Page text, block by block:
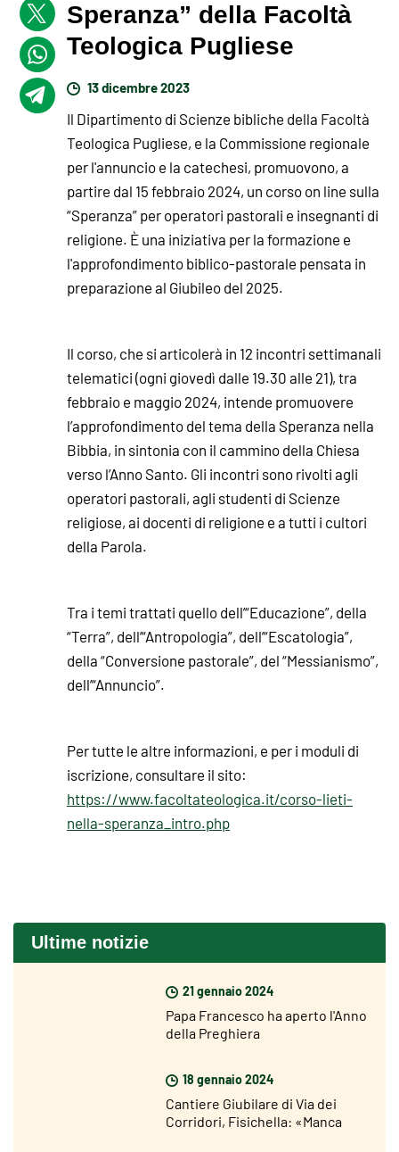
Speranza” della Facoltà
Teologica Pugliese
13 dicembre 2023
Il Dipartimento di Scienze bibliche della Facoltà
Teologica Pugliese, e la Commissione regionale
per l'annuncio e la catechesi, promuovono, a
partire dal 15 febbraio 2024, un corso on line sulla
“Speranza” per operatori pastorali e insegnanti di
religione. È una iniziativa per la formazione e
l'approfondimento biblico-pastorale pensata in
preparazione al Giubileo del 2025.
Il corso, che si articolerà in 12 incontri settimanali
telematici (ogni giovedì dalle 19.30 alle 21), tra
febbraio e maggio 2024, intende promuovere
l’approfondimento del tema della Speranza nella
Bibbia, in sintonia con il cammino della Chiesa
verso l’Anno Santo. Gli incontri sono rivolti agli
operatori pastorali, agli studenti di Scienze
religiose, ai docenti di religione e a tutti i cultori
della Parola.
Tra i temi trattati quello dell’“Educazione”, della
“Terra”, dell’“Antropologia”, dell’“Escatologia”,
della “Conversione pastorale”, del “Messianismo”,
dell’“Annuncio”.
Per tutte le altre informazioni, e per i moduli di
iscrizione, consultare il sito:
https://www.facoltateologica.it/corso-lieti-
nella-speranza_intro.php
Ultime notizie
21 gennaio 2024
Papa Francesco ha aperto l'Anno
della Preghiera
18 gennaio 2024
Cantiere Giubilare di Via dei
Corridori, Fisichella: «Manca